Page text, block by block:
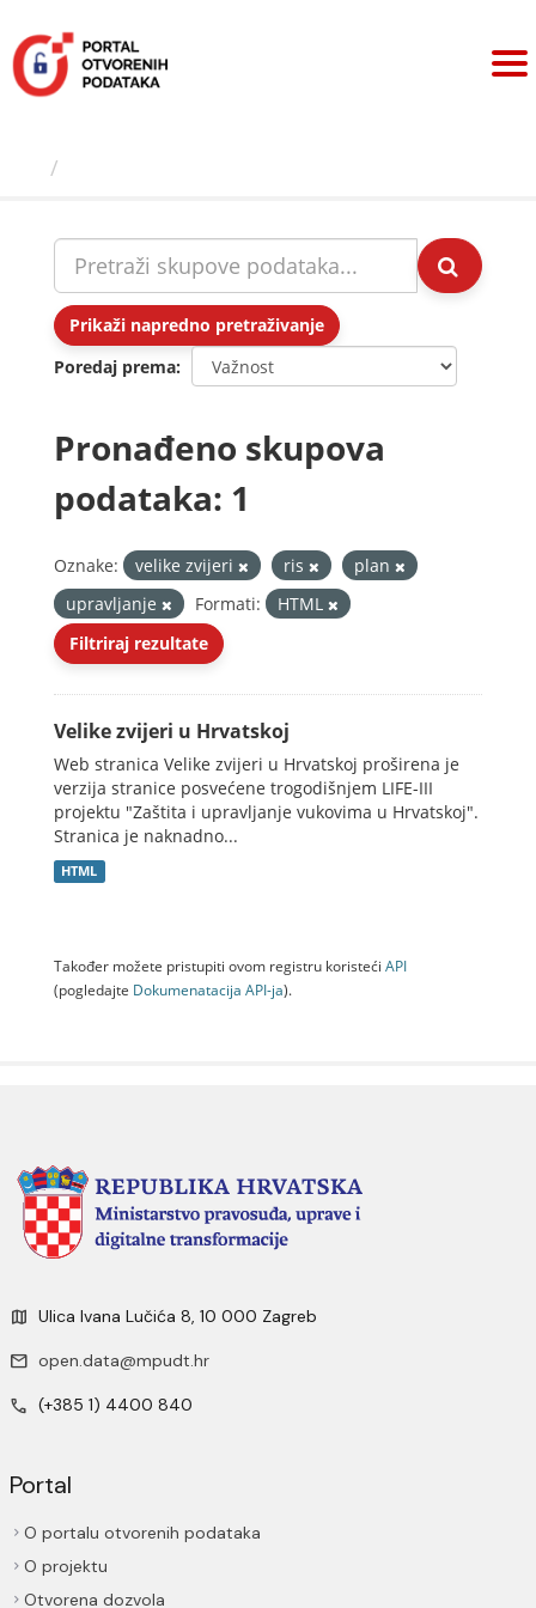
sadržaj
Prikaži napredno pretraživanje
Poredaj prema
Pronađeno skupova
podataka: 1
Oznake: velike zvijeri ris
plan
upravljanje
Formati:
HTML
Filtriraj rezultate
Velike zvijeri u Hrvatskoj
Web stranica Velike zvijeri u Hrvatskoj proširena je
verzija stranice posvećene trogodišnjem LIFE-III
projektu "Zaštita i upravljanje vukovima u Hrvatskoj".
Stranica je naknadno...
HTML
Također možete pristupiti ovom registru koristeći API
(pogledajte Dokumenаtаcijа API-jа).